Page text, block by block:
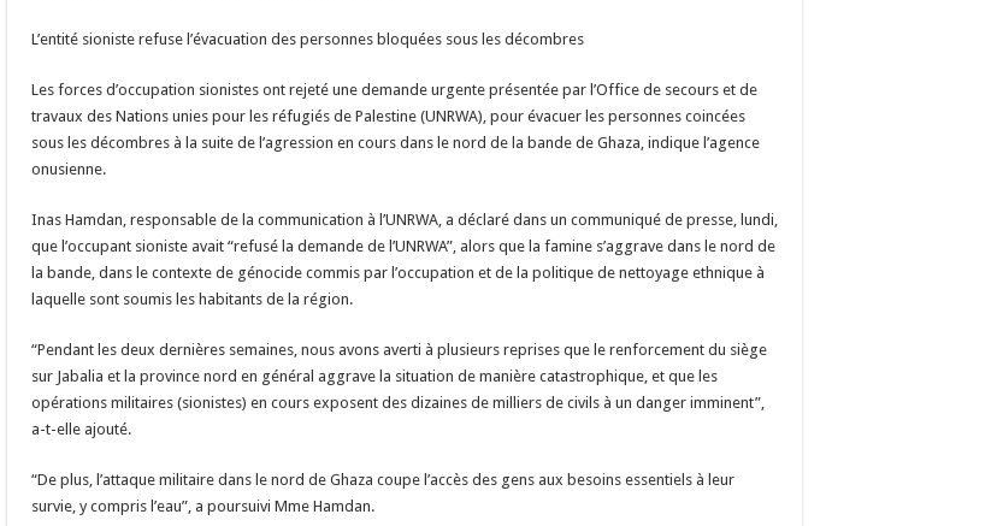
L’entité sioniste refuse l’évacuation des personnes bloquées sous les décombres
Les forces d’occupation sionistes ont rejeté une demande urgente présentée par l’Office de secours et de
travaux des Nations unies pour les réfugiés de Palestine (UNRWA), pour évacuer les personnes coincées
sous les décombres à la suite de l’agression en cours dans le nord de la bande de Ghaza, indique l’agence
onusienne.
Inas Hamdan, responsable de la communication à l’UNRWA, a déclaré dans un communiqué de presse, lundi,
que l’occupant sioniste avait “refusé la demande de l’UNRWA”, alors que la famine s’aggrave dans le nord de
la bande, dans le contexte de génocide commis par l’occupation et de la politique de nettoyage ethnique à
laquelle sont soumis les habitants de la région.
“Pendant les deux dernières semaines, nous avons averti à plusieurs reprises que le renforcement du siège
sur Jabalia et la province nord en général aggrave la situation de manière catastrophique, et que les
opérations militaires (sionistes) en cours exposent des dizaines de milliers de civils à un danger imminent”,
a-t-elle ajouté.
“De plus, l’attaque militaire dans le nord de Ghaza coupe l’accès des gens aux besoins essentiels à leur
survie, y compris l’eau”, a poursuivi Mme Hamdan.